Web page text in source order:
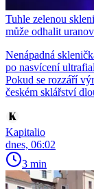
Tuhle zelenou
může odhalit
Nenápadná
po nasvícení
Pokud se rozzáří
českém sklářství
Kapitalio
dnes, 06:02
3 min